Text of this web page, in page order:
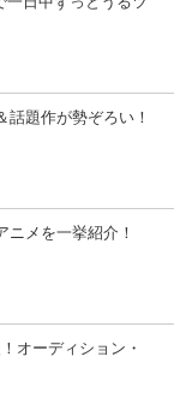
話題作が勢ぞろい！
ニメを一挙紹介！
オーディション・